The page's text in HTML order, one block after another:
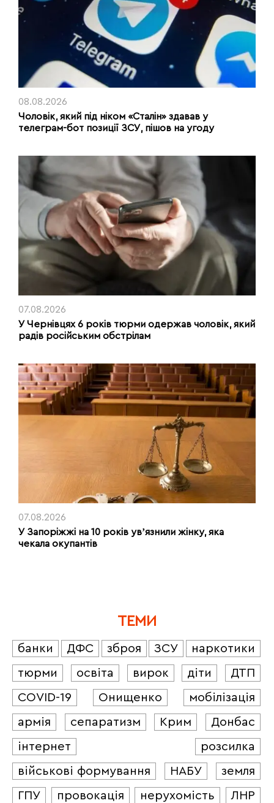
08.08.2026
Чоловік, який під ніком «Сталін» здавав у
телеграм-бот позиції ЗСУ, пішов на угоду
07.08.2026
У Чернівцях 6 років тюрми одержав чоловік, який
радів російським обстрілам
07.08.2026
У Запоріжжі на 10 років увʼязнили жінку, яка
чекала окупантів
ТЕМИ
банки ДФС зброя ЗСУ
наркотики
тюрми
освіта вирок діти
ДТП
COVID-19
Онищенко
мобілізація
армія
сепаратизм Крим
Донбас
інтернет
розсилка
військові формування
НАБУ
земля
ГПУ
провокація нерухомість
ЛНР